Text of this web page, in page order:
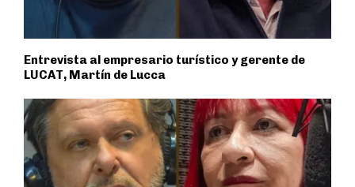
Entrevista al empresario turístico y gerente de
LUCAT, Martín de Lucca